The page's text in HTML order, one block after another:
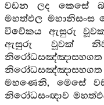
වඩන ලද කෙසේ
මහත්ඵල
විවේකය ඇසුරු
ඇසුරු වූවක්
මහණෙනි, මෙසේ
නිරෝධසංඥාව